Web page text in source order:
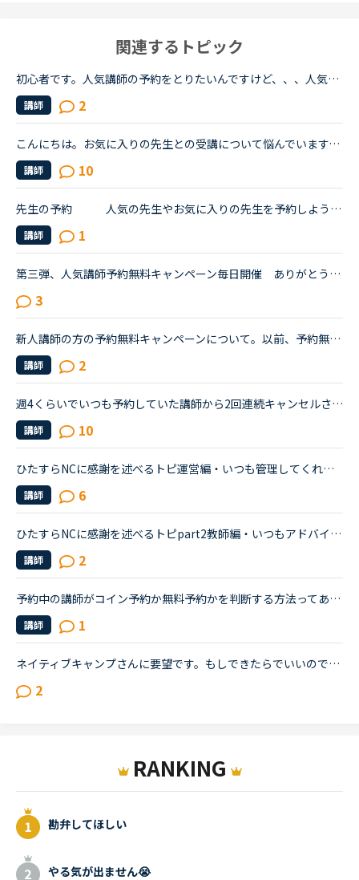
関連するトピック
初心者です。人気講師の予約をとりたいんですけど、、、人気講師は、どうしたら、予約がとれますか？しかし人気なので、そもそも予約がとれるのですか？
講師 2
こんにちは。お気に入りの先生との受講について悩んでいます。私は基本的に予約しません。時間が自由になる仕事なので受講したいと思えば好きな時に出来ると言う事と、コイン購入のお金の余裕がない為です。お気...
講師 10
先生の予約 人気の先生やお気に入りの先生を予約しようとするのですが、自分が予約しようとした時には、すでに予約が埋まっていてとれないことが多々あります。あの予約表はいつもいつ頃更新されているので...
講師 1
第三弾、人気講師予約無料キャンペーン毎日開催 ありがとうございます！！これによりモチベーションがあがりました。毎日数回分いろいろな先生で予約させていただきました。たくさんの講師の方を選んでいただい...
3
新人講師の方の予約無料キャンペーンについて。以前、予約無料で、何度か授業をとって、とても教え方のうまい先生だったので、また受けたいと思っています。ですが、いつも予約するとなると、かなりコストがかか...
講師 2
週4くらいでいつも予約していた講師から2回連続キャンセルされました。その先生はとても教えるのがうまいので評価もよく、ファンもついている感じですが、予約自体はほぼ私だけが一日一回いれている感じです。ご...
講師 10
ひたすらNCに感謝を述べるトピ運営編・いつも管理してくれてありがとう・楽しく勉強できるように企画を考えてくれてありがとう・いつもなるべく予約できるようにコインのキャンペーンを設けてくれてありがとう・...
講師 6
ひたすらNCに感謝を述べるトピpart2教師編・いつもアドバイスしてくれてありがとう・楽しく勉強できるように勉強を進めてくれてありがとう・なにかあるたび最近の近況と応援をありがとう・いつも夜遅くまでありが...
講師 2
予約中の講師がコイン予約か無料予約かを判断する方法ってあるのでしょうか？新人講師のため無料で予約できた、という認識の予約が1件あります。本日、お気に入りの他の講師のスケジュールが公開されたので、同じ...
講師 1
ネイティブキャンプさんに要望です。もしできたらでいいのですが、「この講師は予約が入ってるため○：○○までのレッスンになります」の講師には、ホームページから見て分かるように、違う色のマルを加えて頂くと（...
2
RANKING
勘弁してほしい
やる気が出ません😭